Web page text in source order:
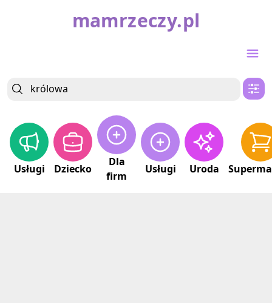
mamrzeczy.pl
Usługi Dziecko
Dla
firm
Usługi Uroda